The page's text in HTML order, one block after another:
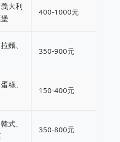
大利
400-1000元
麵、
350-900元
糕、
150-400元
式、
350-800元